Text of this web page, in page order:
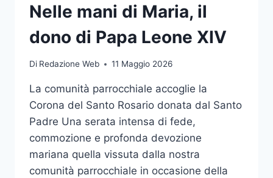
Nelle mani di Maria, il
dono di Papa Leone XIV
Di Redazione Web 11 Maggio 2026
La comunità parrocchiale accoglie la
Corona del Santo Rosario donata dal Santo
Padre Una serata intensa di fede,
commozione e profonda devozione
mariana quella vissuta dalla nostra
comunità parrocchiale in occasione della